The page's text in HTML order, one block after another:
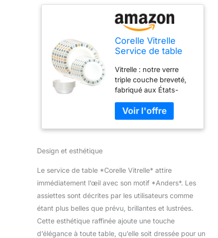
Corelle Vitrelle
Service de table
pour 6 personnes,
triple couche
résistant aux
éclats et aux
fissures
Vitrelle : notre verre
triple couche breveté,
fabriqué aux États-
résistance et une
légèreté inégalées, ce
qui en fait un choix
assiettes plates de 26,4
cm, 6 assiettes à
apéritif de 17,5 cm et 6
de 510,3 g. Cet
ensemble a tout ce
dont vous avez besoin
Design et esthétique
Le service de table *Corelle Vitrelle* attire
immédiatement l’œil avec son motif *Anders*. Les
assiettes sont décrites par les utilisateurs comme
étant plus belles que prévu, brillantes et lustrées.
Cette esthétique raffinée ajoute une touche
d’élégance à toute table, qu’elle soit dressée pour un